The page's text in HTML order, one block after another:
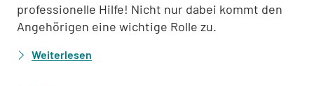
professionelle Hilfe! Nicht nur dabei kommt den
Angehörigen eine wichtige Rolle zu.
Weiterlesen